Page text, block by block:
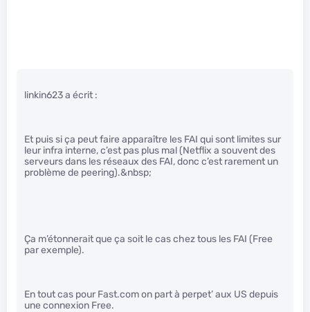
linkin623 a écrit :
Et puis si ça peut faire apparaître les FAI qui sont limites sur
leur infra interne, c’est pas plus mal (Netflix a souvent des
serveurs dans les réseaux des FAI, donc c’est rarement un
problème de peering).&nbsp;
Ça m’étonnerait que ça soit le cas chez tous les FAI (Free
par exemple).
En tout cas pour Fast.com on part à perpet’ aux US depuis
une connexion Free.